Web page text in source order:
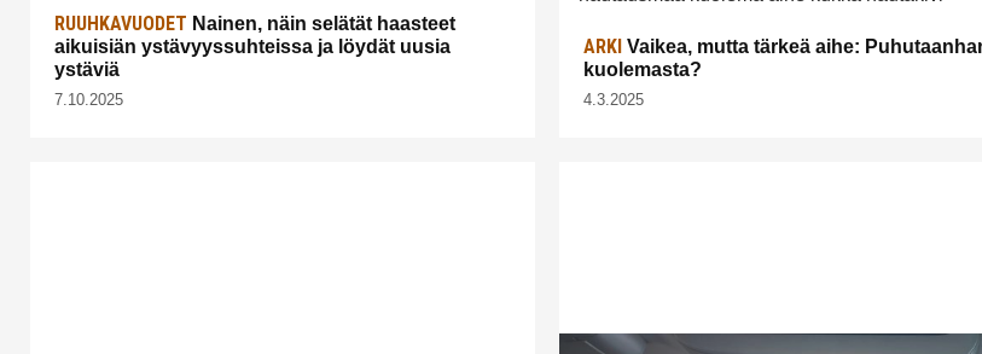
RUUHKAVUODET Nainen, näin selätät haasteet
aikuisiän ystävyyssuhteissa ja löydät uusia
ystäviä
7.10.2025
ARKI Vaikea, mutta tärkeä aihe:
kuolemasta?
4.3.2025